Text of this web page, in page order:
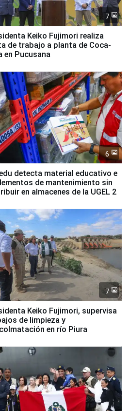
7
Keiko Fujimori realiza
de trabajo a planta de Coca-
en Pucusana
6
detecta material educativo e
de mantenimiento sin
en almacenes de la UGEL 2
7
Keiko Fujimori, supervisa
de limpieza y
en río Piura